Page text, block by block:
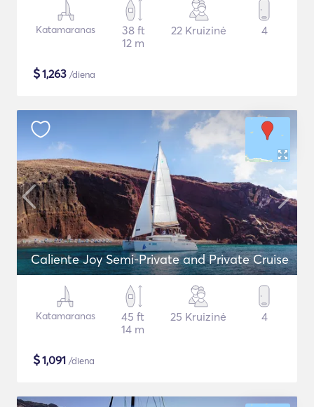
Katamaranas
38 ft
12 m
22 Kruizinė 4
$1,263 /diena
Caliente Joy Semi-Private and Private Cruise
Katamaranas
45 ft
14 m
25 Kruizinė 4
$1,091 /diena